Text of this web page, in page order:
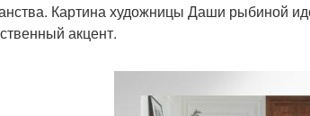
Картина художницы Даши рыбиной
акцент.